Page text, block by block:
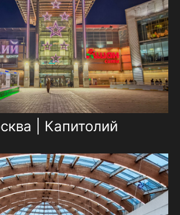
| Капитолий